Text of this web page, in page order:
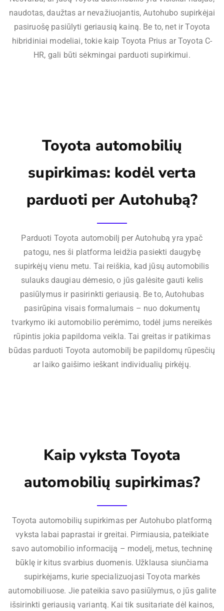
naudotas, daužtas ar nevažiuojantis, Autohubo supirkėjai
pasiruošę pasiūlyti geriausią kainą. Be to, net ir Toyota
hibridiniai modeliai, tokie kaip Toyota Prius ar Toyota C-
HR, gali būti sėkmingai parduoti supirkimui.
Toyota automobilių
supirkimas: kodėl verta
parduoti per Autohubą?
Parduoti Toyota automobilį per Autohubą yra ypač
patogu, nes ši platforma leidžia pasiekti daugybę
supirkėjų vienu metu. Tai reiškia, kad jūsų automobilis
sulauks daugiau dėmesio, o jūs galėsite gauti kelis
pasiūlymus ir pasirinkti geriausią. Be to, Autohubas
pasirūpina visais formalumais – nuo dokumentų
tvarkymo iki automobilio perėmimo, todėl jums nereikės
rūpintis jokia papildoma veikla. Tai greitas ir patikimas
būdas parduoti Toyota automobilį be papildomų rūpesčių
ar laiko gaišimo ieškant individualių pirkėjų.
Kaip vyksta Toyota
automobilių supirkimas?
Toyota automobilių supirkimas per Autohubo platformą
vyksta labai paprastai ir greitai. Pirmiausia, pateikiate
savo automobilio informaciją – modelį, metus, techninę
būklę ir kitus svarbius duomenis. Užklausa siunčiama
supirkėjams, kurie specializuojasi Toyota markės
automobiliuose. Jie pateikia savo pasiūlymus, o jūs galite
išsirinkti geriausią variantą. Kai tik susitariate dėl kainos,